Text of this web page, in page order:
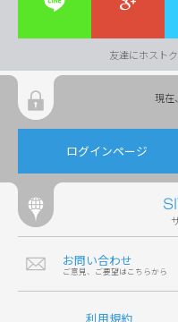
友達にホスト
現在
ログインページ
お問い合わせ
ご意見、ご要望はこちらから
利用規約